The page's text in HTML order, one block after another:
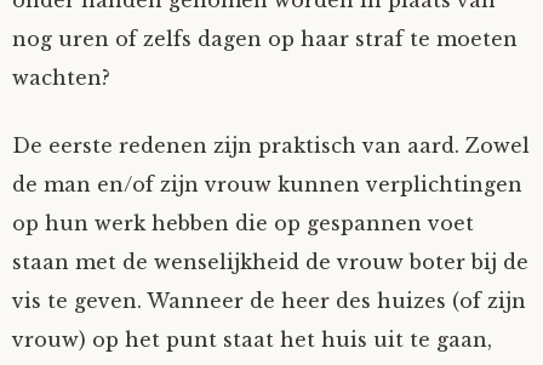
nog uren of zelfs dagen op haar straf te moeten
wachten?
De eerste redenen zijn praktisch van aard. Zowel
de man en/of zijn vrouw kunnen verplichtingen
op hun werk hebben die op gespannen voet
staan met de wenselijkheid de vrouw boter bij de
vis te geven. Wanneer de heer des huizes (of zijn
vrouw) op het punt staat het huis uit te gaan,